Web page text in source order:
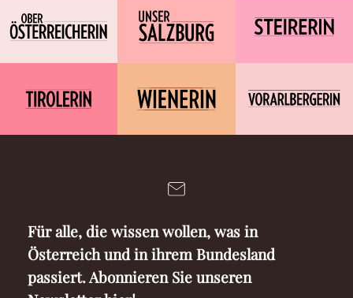
Für alle, die wissen wollen, was in
Österreich und in ihrem Bundesland
passiert. Abonnieren Sie unseren